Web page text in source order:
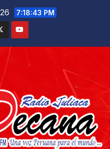
7:18:44 PM